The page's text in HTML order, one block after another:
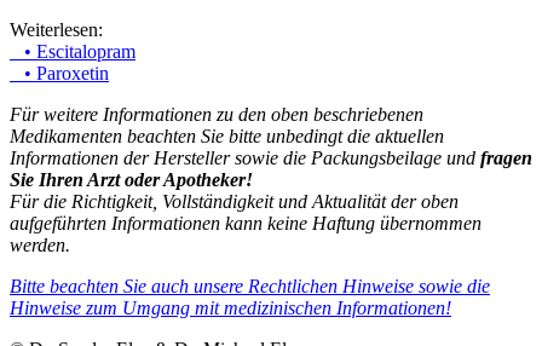
Weiterlesen:
• Escitalopram
• Paroxetin
Für weitere Informationen zu den oben beschriebenen
Medikamenten beachten Sie bitte unbedingt die aktuellen
Informationen der Hersteller sowie die Packungsbeilage und fragen
Sie Ihren Arzt oder Apotheker!
Für die Richtigkeit, Vollständigkeit und Aktualität der oben
aufgeführten Informationen kann keine Haftung übernommen
werden.
Bitte beachten Sie auch unsere Rechtlichen Hinweise sowie die
Hinweise zum Umgang mit medizinischen Informationen!